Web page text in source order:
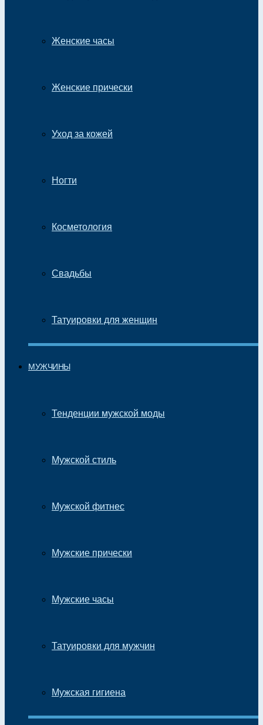
Женские часы
Женские прически
Уход за кожей
Ногти
Косметология
Свадьбы
Татуировки для женщин
МУЖЧИНЫ
Тенденции мужской моды
Мужской стиль
Мужской фитнес
Мужские прически
Мужские часы
Татуировки для мужчин
Мужская гигиена